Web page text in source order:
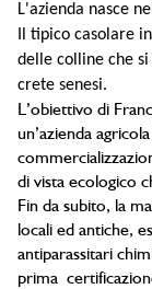
L'azienda nasce
Il tipico casolare
delle colline che si
crete senesi.
L’obiettivo di
un’azienda
di vista ecologico
Fin da subito, la
locali ed antiche,
antiparassitari
prima